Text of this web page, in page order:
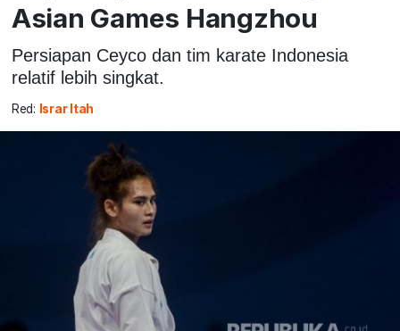
Asian Games Hangzhou
Persiapan Ceyco dan tim karate Indonesia
relatif lebih singkat.
Red: Israr Itah